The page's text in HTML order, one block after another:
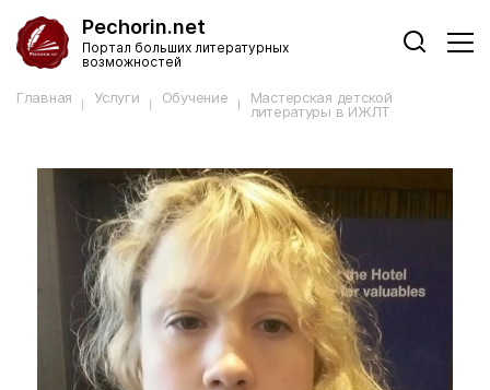
Pechorin.net
Портал больших литературных
возможностей
Главная Услуги Обучение
Мастерская детской
литературы в ИЖЛТ